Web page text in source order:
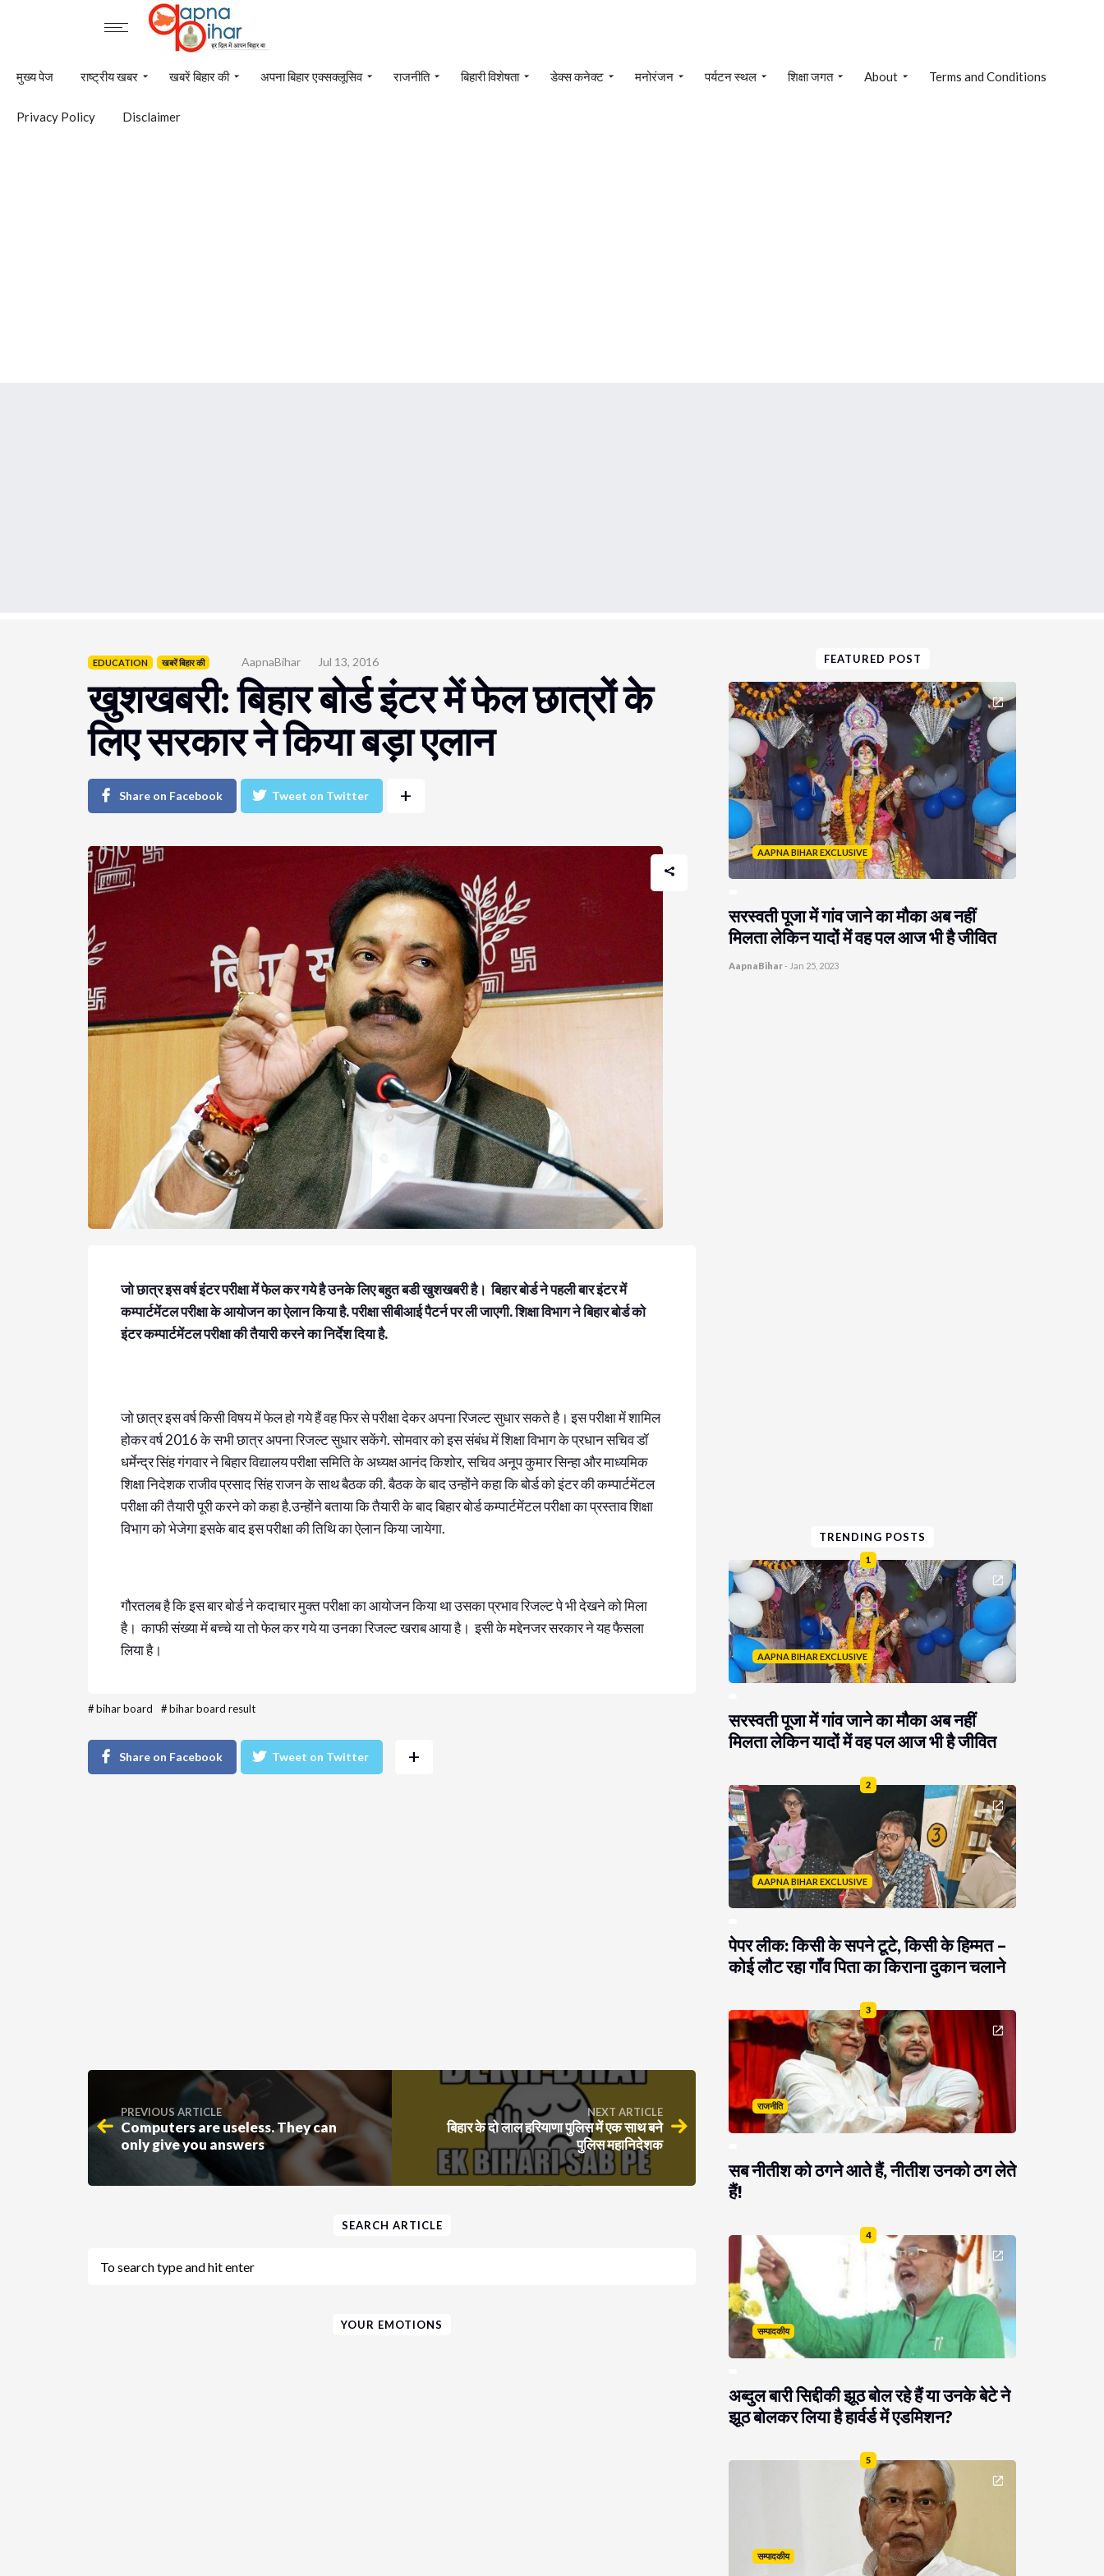
मुख्य पेज राष्ट्रीय खबर खबरें बिहार की अपना बिहार एक्सक्लूसिव राजनीति बिहारी विशेषता डेक्स कनेक्ट मनोरंजन पर्यटन स्थल शिक्षा जगत About Terms and Conditions
Privacy Policy Disclaimer
EDUCATION खबरें बिहार की AapnaBihar Jul 13, 2016
खुशखबरी: बिहार बोर्ड इंटर में फेल छात्रों के
लिए सरकार ने किया बड़ा एलान
Share on Facebook Tweet on Twitter +
जो छात्र इस वर्ष इंटर परीक्षा में फेल कर गये है उनके लिए बहुत बडी खुशखबरी है। बिहार बोर्ड ने पहली बार इंटर में
कम्पार्टमेंटल परीक्षा के आयोजन का ऐलान किया है. परीक्षा सीबीआई पैटर्न पर ली जाएगी. शिक्षा विभाग ने बिहार बोर्ड को
इंटर कम्पार्टमेंटल परीक्षा की तैयारी करने का निर्देश दिया है.
जो छात्र इस वर्ष किसी विषय में फेल हो गये हैं वह फिर से परीक्षा देकर अपना रिजल्ट सुधार सकते है। इस परीक्षा में शामिल
होकर वर्ष 2016 के सभी छात्र अपना रिजल्ट सुधार सकेंगे. सोमवार को इस संबंध में शिक्षा विभाग के प्रधान सचिव डॉ
धर्मेन्द्र सिंह गंगवार ने बिहार विद्यालय परीक्षा समिति के अध्यक्ष आनंद किशोर, सचिव अनूप कुमार सिन्हा और माध्यमिक
शिक्षा निदेशक राजीव प्रसाद सिंह राजन के साथ बैठक की. बैठक के बाद उन्होंने कहा कि बोर्ड को इंटर की कम्पार्टमेंटल
परीक्षा की तैयारी पूरी करने को कहा है.उन्होंने बताया कि तैयारी के बाद बिहार बोर्ड कम्पार्टमेंटल परीक्षा का प्रस्ताव शिक्षा
विभाग को भेजेगा इसके बाद इस परीक्षा की तिथि का ऐलान किया जायेगा.
गौरतलब है कि इस बार बोर्ड ने कदाचार मुक्त परीक्षा का आयोजन किया था उसका प्रभाव रिजल्ट पे भी देखने को मिला
है। काफी संख्या में बच्चे या तो फेल कर गये या उनका रिजल्ट खराब आया है। इसी के मद्देनजर सरकार ने यह फैसला
लिया है।
#bihar board #bihar board result
Share on Facebook Tweet on Twitter +
PREVIOUS ARTICLE
Computers are useless. They can
only give you answers
NEXT ARTICLE
बिहार के दो लाल हरियाणा पुलिस में एक साथ बने
पुलिस महानिदेशक
SEARCH ARTICLE
YOUR EMOTIONS
FEATURED POST
AAPNA BIHAR EXCLUSIVE
सरस्वती पूजा में गांव जाने का मौका अब नहीं
मिलता लेकिन यादों में वह पल आज भी है जीवित
AapnaBihar- Jan 25, 2023
TRENDING POSTS
1
AAPNA BIHAR EXCLUSIVE
सरस्वती पूजा में गांव जाने का मौका अब नहीं
मिलता लेकिन यादों में वह पल आज भी है जीवित
2
AAPNA BIHAR EXCLUSIVE
पेपर लीक: किसी के सपने टूटे, किसी के हिम्मत –
कोई लौट रहा गाँव पिता का किराना दुकान चलाने
3
राजनीति
सब नीतीश को ठगने आते हैं, नीतीश उनको ठग लेते
हैं!
4
सम्पादकीय
अब्दुल बारी सिद्दीकी झूठ बोल रहे हैं या उनके बेटे ने
झूठ बोलकर लिया है हार्वर्ड में एडमिशन?
5
सम्पादकीय